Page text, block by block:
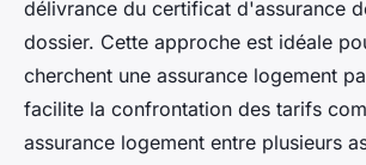
délivrance du certificat d'assurance
dossier. Cette approche est idéale
cherchent une assurance logement
facilite la confrontation des tarifs
assurance logement entre plusieurs